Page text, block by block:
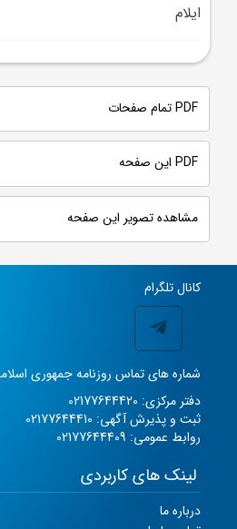
ايلام
PDF تمام صفحات
PDF این صفحه
مشاهده تصویر این صفحه
کانال تلگرام
شماره های تماس روزنامه جمهوری
دفتر مرکزی: 02177644420
ثبت و پذیرش آگهی: 02177644410
روابط عمومی: 02177644409
لینک های کاربردی
درباره ما